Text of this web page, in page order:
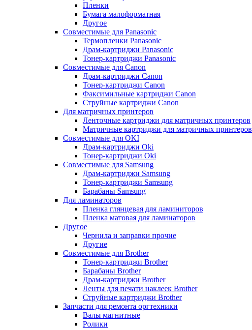
Пленки
Бумага малоформатная
Другое
Совместимые для Panasonic
Термопленки Panasonic
Драм-картриджи Panasonic
Тонер-картриджи Panasonic
Совместимые для Canon
Драм-картриджи Canon
Тонер-картриджи Canon
Факсимильные картриджи Canon
Струйные картриджи Canon
Для матричных принтеров
Ленточные картриджи для матричных принтеров
Матричные картриджи для матричных принтеров
Совместимые для OKI
Драм-картриджи Oki
Тонер-картриджи Oki
Совместимые для Samsung
Драм-картриджи Samsung
Тонер-картриджи Samsung
Барабаны Samsung
Для ламинаторов
Пленка глянцевая для ламиниторов
Пленка матовая для ламинаторов
Другое
Чернила и заправки прочие
Другие
Совместимые для Brother
Тонер-картриджи Brother
Барабаны Brother
Драм-картриджи Brother
Ленты для печати наклеек Brother
Струйные картриджи Brother
Запчасти для ремонта оргтехники
Валы магнитные
Ролики